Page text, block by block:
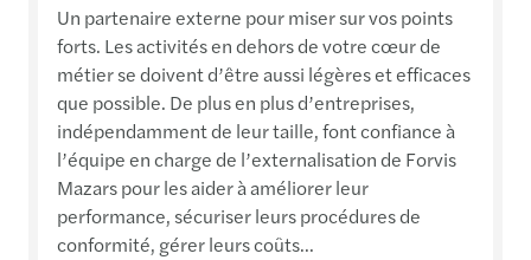
Un partenaire externe pour miser sur vos points
forts. Les activités en dehors de votre cœur de
métier se doivent d’être aussi légères et efficaces
que possible. De plus en plus d’entreprises,
indépendamment de leur taille, font confiance à
l’équipe en charge de l’externalisation de Forvis
Mazars pour les aider à améliorer leur
performance, sécuriser leurs procédures de
conformité, gérer leurs coûts...